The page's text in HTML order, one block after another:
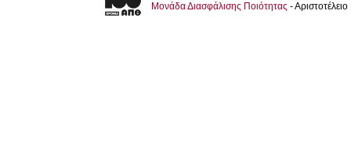
Μονάδα Διασφάλισης Ποιότητας -